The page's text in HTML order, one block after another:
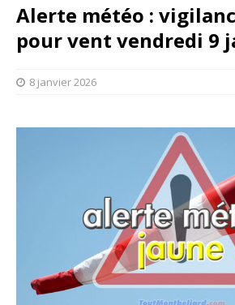
Alerte météo :
pour vent vendredi 9
8 janvier 2026